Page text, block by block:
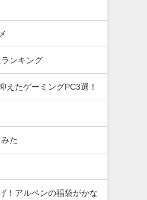
ンキング
えたゲーミングPC3選！
た
！アルペンの福袋がかな